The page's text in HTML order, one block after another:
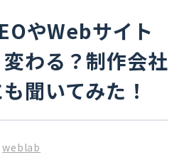
やWebサイト
わる？制作会社
聞いてみた！
weblab